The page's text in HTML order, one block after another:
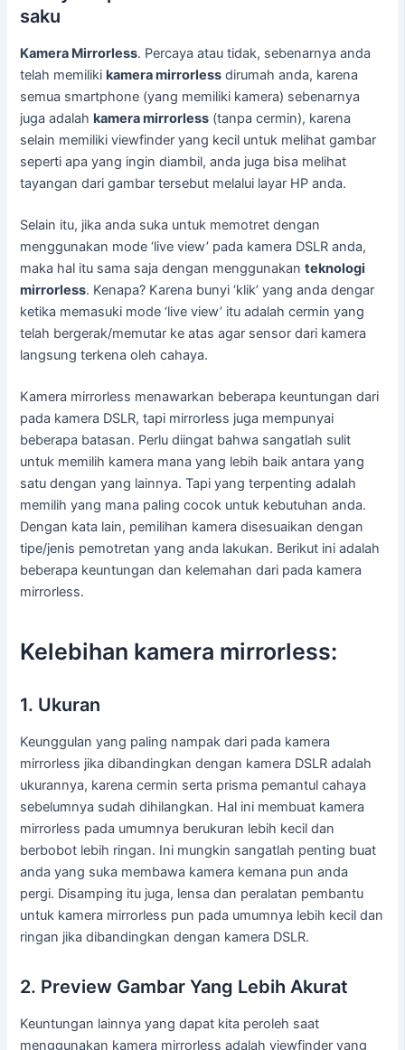
saku
Kamera Mirrorless. Percaya atau tidak, sebenarnya anda
telah memiliki kamera mirrorless dirumah anda, karena
semua smartphone (yang memiliki kamera) sebenarnya
juga adalah kamera mirrorless (tanpa cermin), karena
selain memiliki viewfinder yang kecil untuk melihat gambar
seperti apa yang ingin diambil, anda juga bisa melihat
tayangan dari gambar tersebut melalui layar HP anda.
Selain itu, jika anda suka untuk memotret dengan
menggunakan mode ‘live view’ pada kamera DSLR anda,
maka hal itu sama saja dengan menggunakanteknologi
mirrorless. Kenapa? Karena bunyi ‘klik’ yang anda dengar
ketika memasuki mode ‘live view’ itu adalah cermin yang
telah bergerak/memutar ke atas agar sensor dari kamera
langsung terkena oleh cahaya.
Kamera mirrorless menawarkan beberapa keuntungan dari
pada kamera DSLR, tapi mirrorless juga mempunyai
beberapa batasan. Perlu diingat bahwa sangatlah sulit
untuk memilih kamera mana yang lebih baik antara yang
satu dengan yang lainnya. Tapi yang terpenting adalah
memilih yang mana paling cocok untuk kebutuhan anda.
Dengan kata lain, pemilihan kamera disesuaikan dengan
tipe/jenis pemotretan yang anda lakukan. Berikut ini adalah
beberapa keuntungan dan kelemahan dari pada kamera
mirrorless.
Kelebihan kamera mirrorless:
1. Ukuran
Keunggulan yang paling nampak dari pada kamera
mirrorless jika dibandingkan dengan kamera DSLR adalah
ukurannya, karena cermin serta prisma pemantul cahaya
sebelumnya sudah dihilangkan. Hal ini membuat kamera
mirrorless pada umumnya berukuran lebih kecil dan
berbobot lebih ringan. Ini mungkin sangatlah penting buat
anda yang suka membawa kamera kemana pun anda
pergi. Disamping itu juga, lensa dan peralatan pembantu
untuk kamera mirrorless pun pada umumnya lebih kecil dan
ringan jika dibandingkan dengan kamera DSLR.
2. Preview Gambar Yang Lebih Akurat
Keuntungan lainnya yang dapat kita peroleh saat
menggunakan kamera mirrorless adalah viewfinder yang